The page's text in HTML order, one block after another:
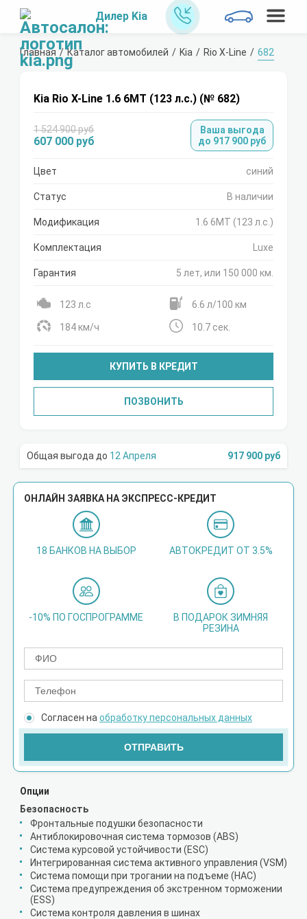
Дилер Kia
Главная Каталог автомобилей Kia Rio X-Line 682
Kia Rio X-Line 1.6 6МТ (123 л.с.) (№ 682)
1 524 900 руб
607 000 руб
Ваша выгода
до 917 900 руб
Цвет синий
Статус В наличии
Модификация 1.6 6МТ (123 л.с.)
Комплектация Luxe
Гарантия 5 лет, или 150 000 км.
123 л.с 6.6 л/100 км
184 км/ч 10.7 сек.
КУПИТЬ В КРЕДИТ
ПОЗВОНИТЬ
12 Апреля 917 900 руб
ОНЛАЙН ЗАЯВКА НА ЭКСПРЕСС-КРЕДИТ
18 БАНКОВ НА ВЫБОР АВТОКРЕДИТ ОТ 3.5%
-10% ПО ГОСПРОГРАММЕ
В ПОДАРОК ЗИМНЯЯ
РЕЗИНА
Согласен на обработку персональных данных
ОТПРАВИТЬ
Опции
Безопасность
Фронтальные подушки безопасности
Антиблокировочная система тормозов (ABS)
Система курсовой устойчивости (ESC)
Интегрированная система активного управления (VSM)
Система помощи при трогании на подъеме (HAC)
Система предупреждения об экстренном торможении
(ESS)
Система контроля давления в шинах